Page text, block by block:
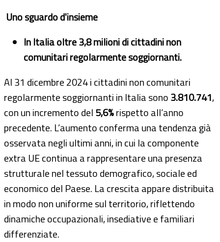
Uno sguardo d'insieme
In Italia oltre 3,8 milioni di cittadini non
comunitari regolarmente soggiornanti.
Al 31 dicembre 2024 i cittadini non comunitari
regolarmente soggiornanti in Italia sono3.810.741,
con un incremento del5,6%rispetto all’anno
precedente. L’aumento conferma una tendenza già
osservata negli ultimi anni, in cui la componente
extra UE continua a rappresentare una presenza
strutturale nel tessuto demografico, sociale ed
economico del Paese. La crescita appare distribuita
in modo non uniforme sul territorio, riflettendo
dinamiche occupazionali, insediative e familiari
differenziate.